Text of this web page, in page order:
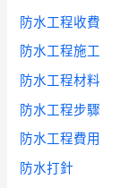
防水工程收費
防水工程施工
防水工程材料
防水工程步驟
防水工程費用
防水打針